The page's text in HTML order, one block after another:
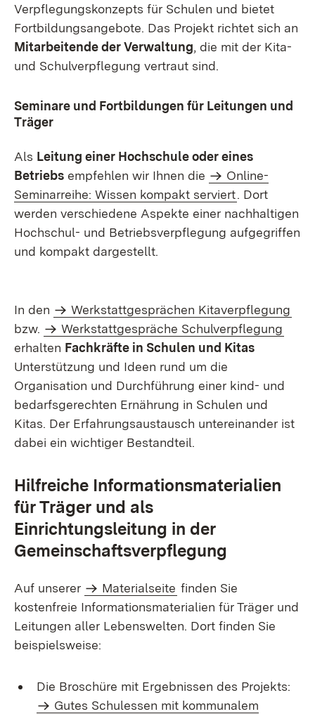
Verpflegungskonzepts für Schulen und bietet
Fortbildungsangebote. Das Projekt richtet sich an
Mitarbeitende der Verwaltung, die mit der Kita-
und Schulverpflegung vertraut sind.
Seminare und Fortbildungen für Leitungen und
Träger
Als Leitung einer Hochschule oder eines
Betriebs empfehlen wir Ihnen die
Online-
Seminarreihe: Wissen kompakt serviert. Dort
werden verschiedene Aspekte einer nachhaltigen
Hochschul- und Betriebsverpflegung aufgegriffen
und kompakt dargestellt.
In den
Werkstattgesprächen Kitaverpflegung
bzw.
Werkstattgespräche Schulverpflegung
erhalten Fachkräfte in Schulen und Kitas
Unterstützung und Ideen rund um die
Organisation und Durchführung einer kind- und
bedarfsgerechten Ernährung in Schulen und
Kitas. Der Erfahrungsaustausch untereinander ist
dabei ein wichtiger Bestandteil.
Hilfreiche Informationsmaterialien
für Träger und als
Einrichtungsleitung in der
Gemeinschaftsverpflegung
Auf unserer Materialseite finden Sie
kostenfreie Informationsmaterialien für Träger und
Leitungen aller Lebenswelten. Dort finden Sie
beispielsweise:
Die Broschüre mit Ergebnissen des Projekts:
Gutes Schulessen mit kommunalem